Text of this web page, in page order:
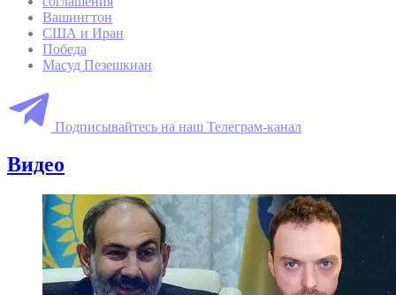
Вашингтон
США и Иран
Победа
Масуд Пезешкиан
Подписывайтесь на наш Телеграм-канал
Видео